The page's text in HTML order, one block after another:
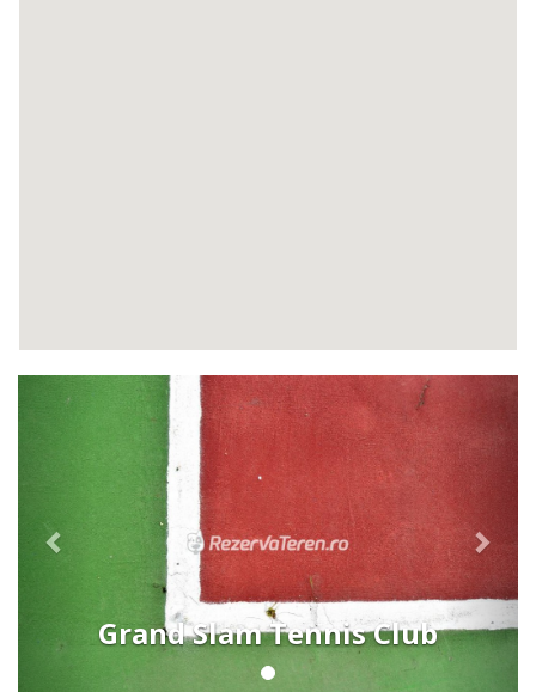
Grand Slam Tennis Club
Previous